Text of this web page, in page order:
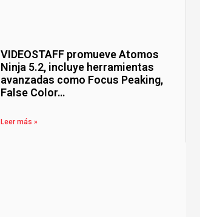
VIDEOSTAFF promueve Atomos
Ninja 5.2, incluye herramientas
avanzadas como Focus Peaking,
False Color…
Leer más »